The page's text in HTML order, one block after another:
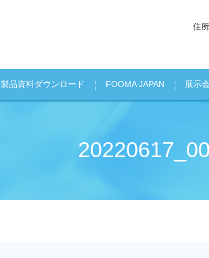
住
製品資料ダウンロード FOOMA JAPAN 展示